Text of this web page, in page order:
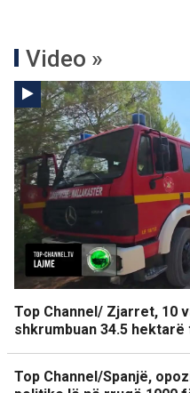
Video »
Top Channel/ Zjarret, 10
shkrumbuan 34.5 hektarë
Top Channel/Spanjë,